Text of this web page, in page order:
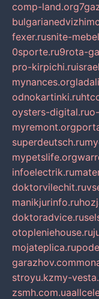
comp-land.org
fexer.rusnite-
0sporte.ru9rota-
pro-kirpichi.ru
mynances.org
odnokartinki.ru
oysters-digital.ru
myremont.org
superdeutsch.ru
mypetslife.org
infoelectrik.ru
doktorvilechit.ru
manikjurinfo.ru
doktoradvice.ru
otopleniehouse.ru
mojateplica.ru
garazhov.com
stroyu.kzmy-
zsmh.com.ua